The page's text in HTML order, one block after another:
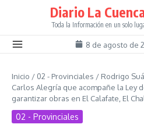
Diario La
Toda la Información en un solo
8 de agosto de
Inicio / 02 - Provinciales / Rodrigo
Carlos Alegría que acompañe la Ley
garantizar obras en El Calafate, El
02 - Provinciales